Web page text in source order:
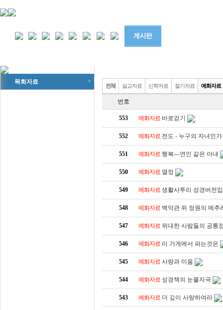
목회자료
전체 설교자료 신학자료 절기자료 예화자료
번호
553 예화자료 바로걷기
552 예화자료 전도 - 누구의 자녀인가
551 예화자료 행복---연인 같은 아내
550 예화자료 열정
549 예화자료 생활사투리 성경버전
548 예화자료 백악관 뒤 정원의 메추
547 예화자료 위대한 사람들의 공통
546 예화자료 이 가게에서 파는것은
545 예화자료 사랑과 미움
544 예화자료 성경책의 눈물자국
543 예화자료 더 깊이 사랑하여라